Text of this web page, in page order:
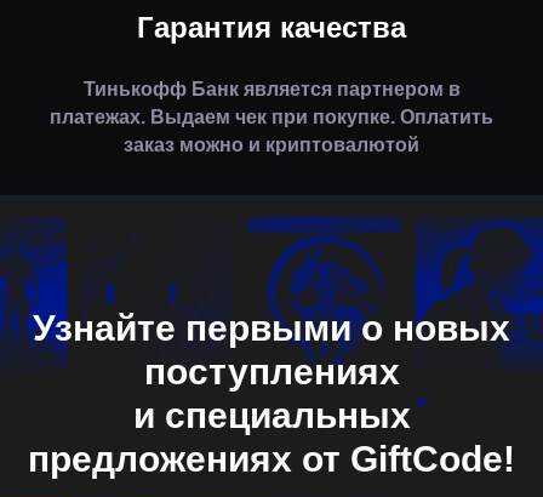
Гарантия качества
Тинькофф Банк является партнером в
платежах. Выдаем чек при покупке. Оплатить
заказ можно и криптовалютой
Узнайте первыми о новых
поступлениях
и специальных
предложениях от GiftCode!